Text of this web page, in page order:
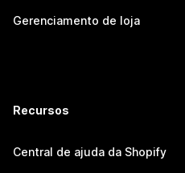
Gerenciamento de loja
Recursos
Central de ajuda da Shopify